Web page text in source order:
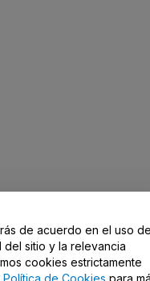
de acuerdo en el uso
sitio y la relevancia
cookies estrictamente
Política de Cookies para